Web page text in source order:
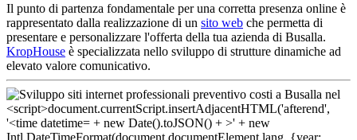
Il punto di partenza fondamentale per una corretta presenza online è
rappresentato dalla realizzazione di un sito web che permetta di
presentare e personalizzare l'offerta della tua azienda di Busalla.
KropHouse è specializzata nello sviluppo di strutture dinamiche ad
elevato valore comunicativo.